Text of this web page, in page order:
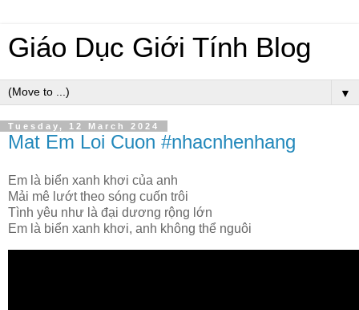
Giáo Dục Giới Tính Blog
▼
Tuesday, 12 March 2024
Mat Em Loi Cuon #nhacnhenhang
Em là biển xanh khơi của anh
Mải mê lướt theo sóng cuốn trôi
Tình yêu như là đại dương rộng lớn
Em là biển xanh khơi, anh không thể nguôi